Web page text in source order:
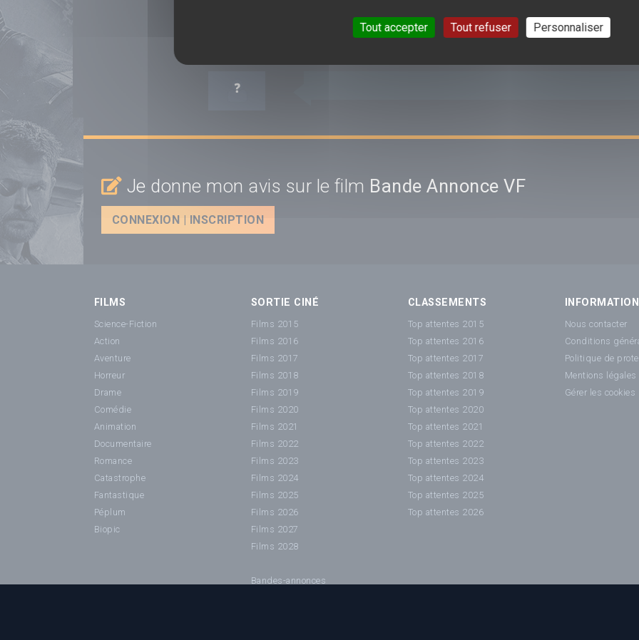
VOIR LES RÉACTIONS (0) SUR CETTE VIDÉO DEAVATAR : FIRE AND ASH
Je donne mon avis sur le film Bande Annonce VF
CONNEXION | INSCRIPTION
FILMS
Science-Fiction
Action
Aventure
Horreur
Drame
Comédie
Animation
Documentaire
Romance
Catastrophe
Fantastique
Péplum
Biopic
SORTIE CINÉ
Films 2015
Films 2016
Films 2017
Films 2018
Films 2019
Films 2020
Films 2021
Films 2022
Films 2023
Films 2024
Films 2025
Films 2026
Films 2027
Films 2028
Bandes-annonces
CLASSEMENTS
Top attentes 2015
Top attentes 2016
Top attentes 2017
Top attentes 2018
Top attentes 2019
Top attentes 2020
Top attentes 2021
Top attentes 2022
Top attentes 2023
Top attentes 2024
Top attentes 2025
Top attentes 2026
Nous contacter
Conditions
Politique de
Mentions légales
Gérer les cookies
Tout accepter Tout refuser Personnaliser